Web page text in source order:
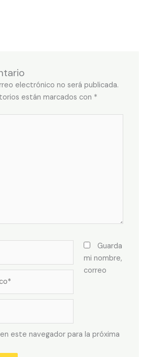
electrónico no será publicada.
están marcados con *
Guarda
mi nombre,
correo
este navegador para la próxima